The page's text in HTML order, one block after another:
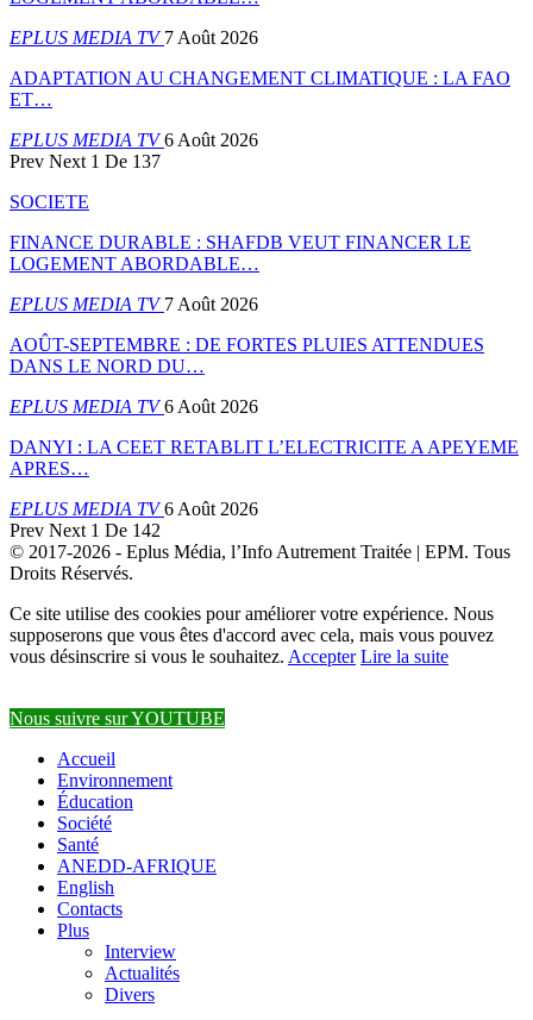
EPLUS MEDIA TV7 Août 2026
ADAPTATION AU CHANGEMENT CLIMATIQUE : LA FAO
ET…
EPLUS MEDIA TV6 Août 2026
Prev Next 1 De 137
SOCIETE
FINANCE DURABLE : SHAFDB VEUT FINANCER LE
LOGEMENT ABORDABLE…
EPLUS MEDIA TV7 Août 2026
AOÛT-SEPTEMBRE : DE FORTES PLUIES ATTENDUES
DANS LE NORD DU…
EPLUS MEDIA TV6 Août 2026
DANYI : LA CEET RETABLIT L’ELECTRICITE A APEYEME
APRES…
EPLUS MEDIA TV6 Août 2026
Prev Next 1 De 142
© 2017-2026 - Eplus Média, l’Info Autrement Traitée | EPM. Tous
Droits Réservés.
Ce site utilise des cookies pour améliorer votre expérience. Nous
supposerons que vous êtes d'accord avec cela, mais vous pouvez
vous désinscrire si vous le souhaitez. Accepter Lire la suite
Nous suivre sur YOUTUBE
Accueil
Environnement
Éducation
Société
Santé
ANEDD-AFRIQUE
English
Contacts
Plus
Interview
Actualités
Divers